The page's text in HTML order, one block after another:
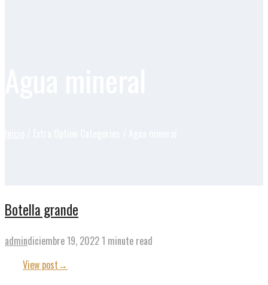
Botella grande
admindiciembre 19, 2022 1 minute read
View post→